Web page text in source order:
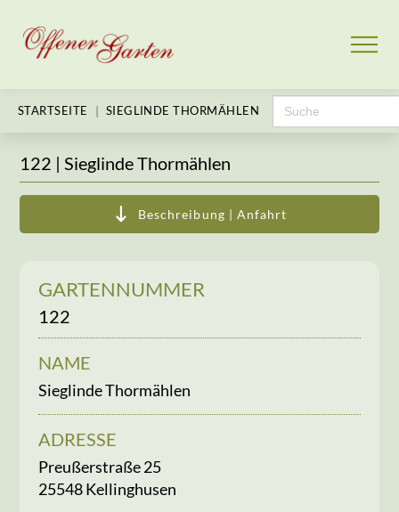
STARTSEITE | SIEGLINDE THORMÄHLEN
Search
for:
122 | Sieglinde Thormählen
Beschreibung | Anfahrt
GARTENNUMMER
122
NAME
Sieglinde Thormählen
ADRESSE
Preußerstraße 25
25548 Kellinghusen